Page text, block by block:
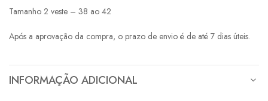
Tamanho 2 veste – 38 ao 42
Após a aprovação da compra, o prazo de envio é de até 7 dias úteis.
INFORMAÇÃO ADICIONAL